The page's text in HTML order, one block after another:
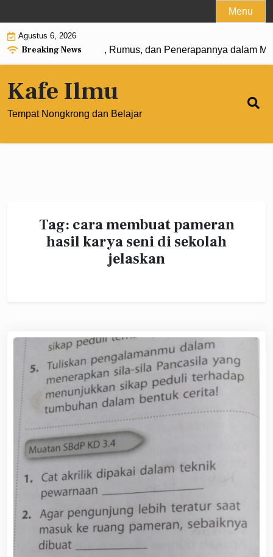
to
content
Menu
Agustus 6, 2026
Breaking News
0: Pengertian, Rumus, dan Penerapannya dalam
Kafe Ilmu
Tempat Nongkrong dan Belajar
Tag: cara membuat pameran
hasil karya seni di sekolah
jelaskan